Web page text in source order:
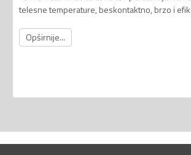
telesne temperature, beskontaktno, brzo i
Opširnije...